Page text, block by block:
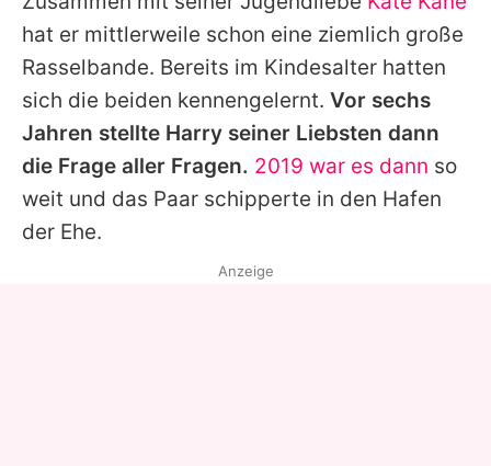
hat er mittlerweile schon eine ziemlich große
Rasselbande. Bereits im Kindesalter hatten
sich die beiden kennengelernt. Vor sechs
Jahren stellte Harry seiner Liebsten dann
die Frage aller Fragen. 2019 war es dann so
weit und das Paar schipperte in den Hafen
der Ehe.
Anzeige